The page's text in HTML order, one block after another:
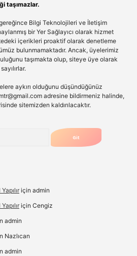
taşımazlar.
Bilgi Teknolojileri ve İletişim
bir Yer Sağlayıcı olarak hizmet
içerikleri proaktif olarak denetleme
bulunmamaktadır. Ancak, üyelerimiz
taşımakta olup, siteye üye olarak
aykırı olduğunu düşündüğünüz
adresine bildirmeniz halinde,
sitemizden kaldırılacaktır.
için admin
için Cengiz
admin
Nazlıcan
admin